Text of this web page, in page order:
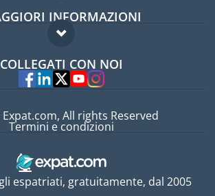
Guida per expat
INFORMAZIONI
Domande frequenti
Esperti
COLLEGATI CON NOI
espatriati, gratuitamente, dal 2005
All rights Reserved
Termini e condizioni